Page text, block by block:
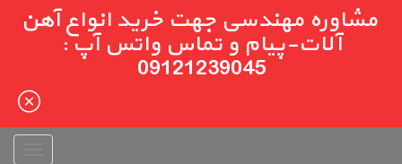
مشاوره مهندسی جهت خرید انواع آهن
آلات-پیام و تماس واتس آپ :
09121239045